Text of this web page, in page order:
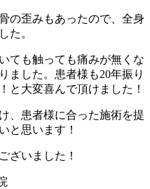
の歪みもあったので、全身
た。
ても触っても痛みが無くな
ました。患者様も20年振り
と大変喜んで頂けました！
、患者様に合った施術を提
と思います！
ざいました！